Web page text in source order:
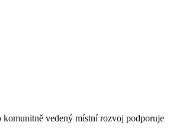
vedený místní rozvoj podporuje